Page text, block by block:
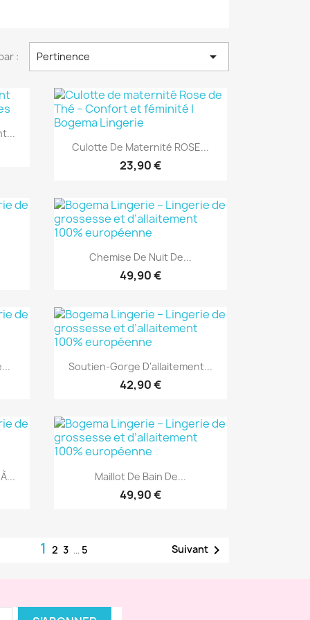
: Pertinence 
 Aperçu rapide
Culotte De Maternité ROSE...
23,90 €
Aperçu rapide
Chemise De Nuit De...
49,90 €
Aperçu rapide
Soutien-Gorge D'allaitement...
42,90 €
Aperçu rapide
Maillot De Bain De...
49,90 €
123 … 5 Suivant